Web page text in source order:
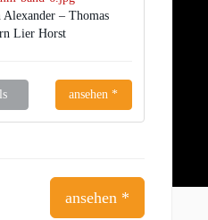
Alexander – Thomas
Lier Horst
ansehen *
ansehen *